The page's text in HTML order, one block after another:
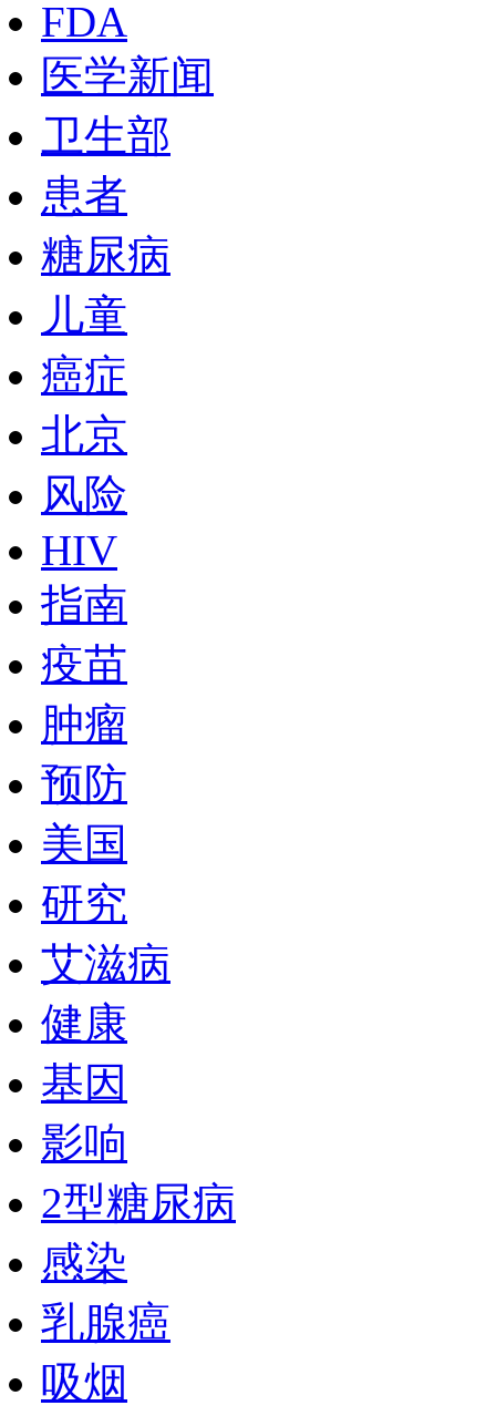
FDA
医学新闻
卫生部
患者
糖尿病
儿童
癌症
北京
风险
HIV
指南
疫苗
肿瘤
预防
美国
研究
艾滋病
健康
基因
影响
2型糖尿病
感染
乳腺癌
吸烟